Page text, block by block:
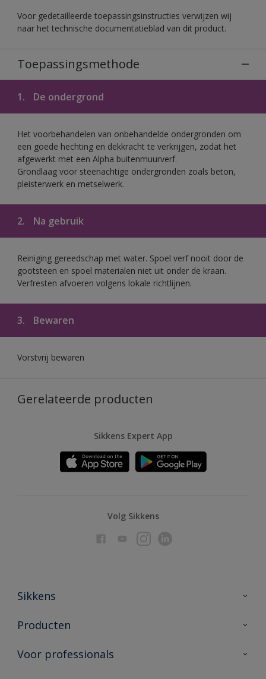
Voor gedetailleerde toepassingsinstructies verwijzen wij
naar het technische documentatieblad van dit product.
Toepassingsmethode
1. De ondergrond
Het voorbehandelen van onbehandelde ondergronden om
een goede hechting en dekkracht te verkrijgen, zodat het
afgewerkt met een Alpha buitenmuurverf.
Grondlaag voor steenachtige ondergronden zoals beton,
pleisterwerk en metselwerk.
2. Na gebruik
Reiniging gereedschap met water. Spoel verf nooit door de
gootsteen en spoel materialen niet uit onder de kraan.
Verfresten afvoeren volgens lokale richtlijnen.
3. Bewaren
Vorstvrij bewaren
Gerelateerde producten
Sikkens Expert App
Volg Sikkens
Sikkens
Over Sikkens
Duurzaamheid
Producten
Producten voor binnen
Voor professionals